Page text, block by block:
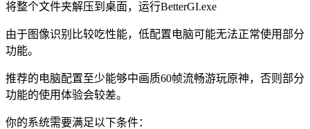
将整个文件夹解压到桌面，运行BetterGI.exe
由于图像识别比较吃性能，低配置电脑可能无法正常使用部分
功能。
推荐的电脑配置至少能够中画质60帧流畅游玩原神，否则部分
功能的使用体验会较差。
你的系统需要满足以下条件：